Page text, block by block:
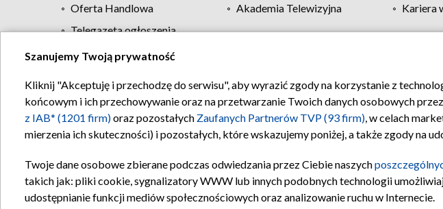
Oferta Handlowa
Akademia Telewizyjna Kariera
Telegazeta ogłoszenia
Regulamin TVP Polityka prywatności
Szanujemy Twoją prywatność
Kliknij "Akceptuję i przechodzę do serwisu", aby wyrazić zgody na korzystanie z
końcowym i ich przechowywanie oraz na przetwarzanie Twoich danych osobowych
z IAB* (1201 firm)oraz pozostałych Zaufanych Partnerów TVP (93 firm), w celach
mierzenia ich skuteczności) i pozostałych, które wskazujemy poniżej, a także zgody na
Twoje dane osobowe zbierane podczas odwiedzania przez Ciebie naszych
takich jak: pliki cookie, sygnalizatory WWW lub innych podobnych technologii
udostępnianie funkcji mediów społecznościowych oraz analizowanie ruchu w Internecie.